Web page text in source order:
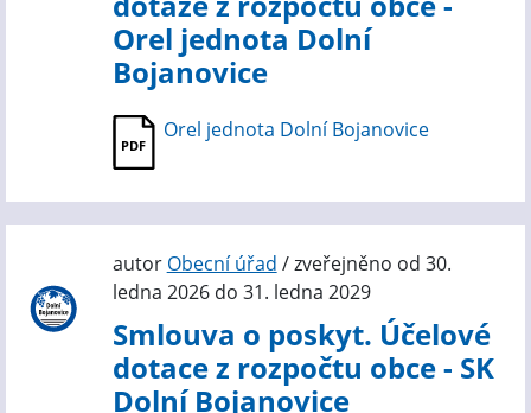
Orel jednota Dolní
Bojanovice
Orel jednota Dolní Bojanovice
autor Obecní úřad / zveřejněno od 30.
ledna 2026 do 31. ledna 2029
Smlouva o poskyt. Účelové
dotace z rozpočtu obce - SK
Dolní Bojanovice